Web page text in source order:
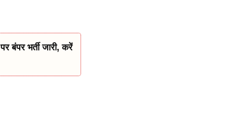
भर्ती जारी, करें